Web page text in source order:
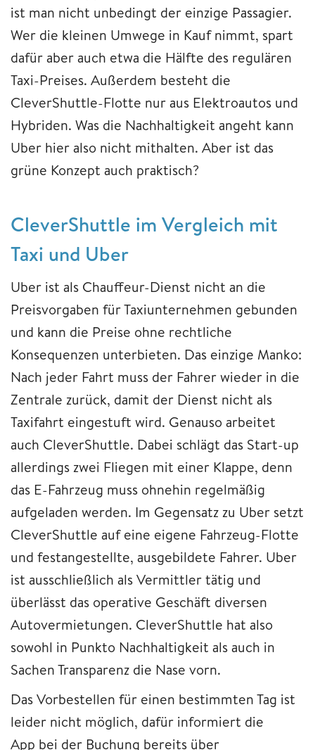
ist man nicht unbedingt der einzige Passagier.
Wer die kleinen Umwege in Kauf nimmt, spart
dafür aber auch etwa die Hälfte des regulären
Taxi-Preises. Außerdem besteht die
CleverShuttle-Flotte nur aus Elektroautos und
Hybriden. Was die Nachhaltigkeit angeht kann
Uber hier also nicht mithalten. Aber ist das
grüne Konzept auch praktisch?
CleverShuttle im Vergleich mit
Taxi und Uber
Uber ist als Chauffeur-Dienst nicht an die
Preisvorgaben für Taxiunternehmen gebunden
und kann die Preise ohne rechtliche
Konsequenzen unterbieten. Das einzige Manko:
Nach jeder Fahrt muss der Fahrer wieder in die
Zentrale zurück, damit der Dienst nicht als
Taxifahrt eingestuft wird. Genauso arbeitet
auch CleverShuttle. Dabei schlägt das Start-up
allerdings zwei Fliegen mit einer Klappe, denn
das E-Fahrzeug muss ohnehin regelmäßig
aufgeladen werden. Im Gegensatz zu Uber setzt
CleverShuttle auf eine eigene Fahrzeug-Flotte
und festangestellte, ausgebildete Fahrer. Uber
ist ausschließlich als Vermittler tätig und
überlässt das operative Geschäft diversen
Autovermietungen. CleverShuttle hat also
sowohl in Punkto Nachhaltigkeit als auch in
Sachen Transparenz die Nase vorn.
Das Vorbestellen für einen bestimmten Tag ist
leider nicht möglich, dafür informiert die
App bei der Buchung bereits über